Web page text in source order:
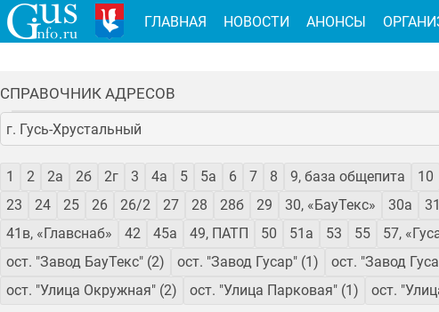
СПРАВОЧНИК АДРЕСОВ
г. Гусь-Хрустальный
1 2 2а 2б 2г 3 4а 5 5а 6 7 8 9, база общепита 10
23
24 25 26 26/2 27 28 28б 29 30, «БауТекс» 30а 31
41в, «Главснаб»
42 45а 49, ПАТП 50 51а 53 55 57,
ост. "Завод БауТекс" (2)
ост. "Завод Гусар" (1) ост. "Завод
ост. "Улица Окружная" (2)
ост. "Улица Парковая" (1) ост.
ГЛАВНАЯ НОВОСТИ АНОНСЫ